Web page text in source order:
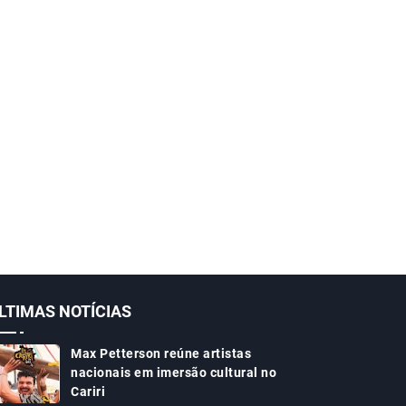
NOTÍCIAS
Max Petterson reúne artistas
nacionais em imersão cultural no
Cariri